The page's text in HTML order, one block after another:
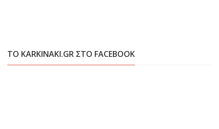
ΤΟ KARKINAKI.GR ΣΤΟ FACEBOOK